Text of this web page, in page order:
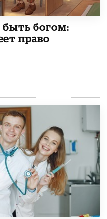
быть богом:
право